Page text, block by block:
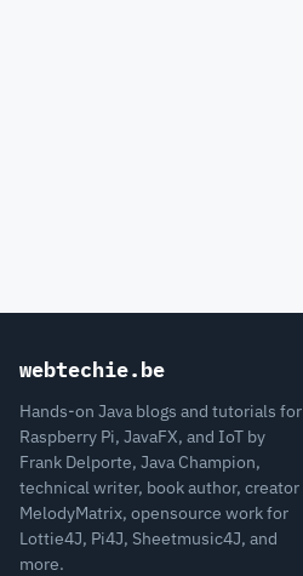
webtechie.be
Hands-on Java blogs and tutorials for
Raspberry Pi, JavaFX, and IoT by
Frank Delporte, Java Champion,
technical writer, book author, creator
MelodyMatrix, opensource work for
Lottie4J, Pi4J, Sheetmusic4J, and
more.